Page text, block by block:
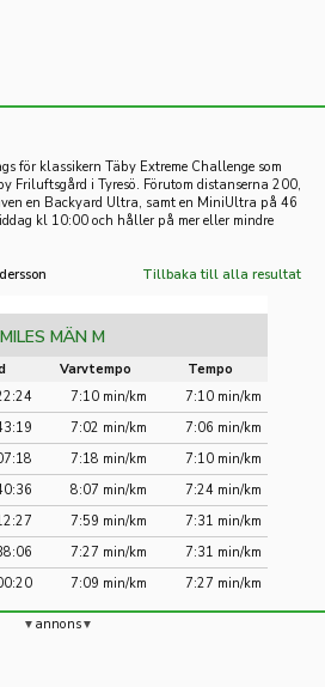
för klassikern Täby Extreme Challenge som
Friluftsgård i Tyresö. Förutom distanserna 200,
en Backyard Ultra, samt en MiniUltra på 46
kl 10:00 och håller på mer eller mindre
Tillbaka till alla resultat
MÄN M
Varvtempo
Tempo
7:10 min/km
7:10 min/km
7:02 min/km
7:06 min/km
7:18 min/km
7:10 min/km
8:07 min/km
7:24 min/km
7:59 min/km
7:31 min/km
7:27 min/km
7:31 min/km
7:09 min/km 7:27 min/km
annons